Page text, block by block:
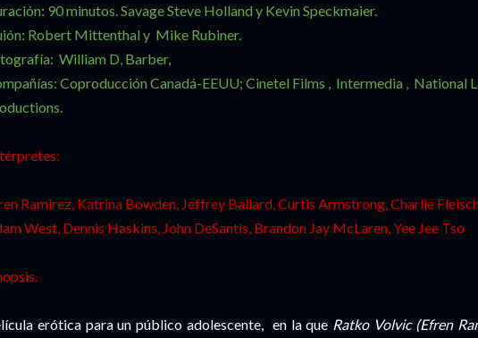
90 minutos. Savage Steve Holland y Kevin Speckmaier.
Robert Mittenthal y Mike Rubiner.
William D, Barber,
Coproducción Canadá-EEUU; Cinetel Films , Intermedia , National
Ramirez, Katrina Bowden, Jeffrey Ballard, Curtis Armstrong, Charlie
West, Dennis Haskins, John DeSantis, Brandon Jay McLaren, Yee Jee Tso
erótica para un público adolescente, en la que Ratko Volvic (Efren